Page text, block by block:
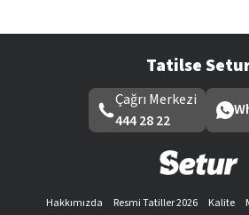
Tatilse
Çağrı Merkezi
444 28 22
Hakkımızda Resmi Tatiller 2026 Kalite